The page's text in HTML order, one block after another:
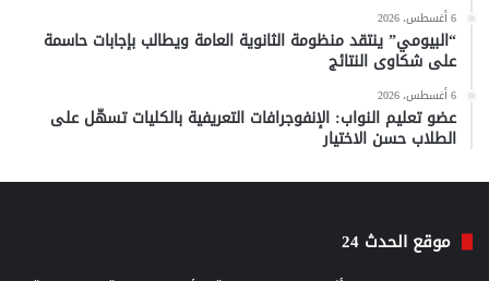
6 أغسطس، 2026
“البيومي” ينتقد منظومة الثانوية العامة ويطالب بإجابات حاسمة
على شكاوى النتائج
6 أغسطس، 2026
عضو تعليم النواب: الإنفوجرافات التعريفية بالكليات تسهّل على
الطلاب حسن الاختيار
موقع الحدث 24